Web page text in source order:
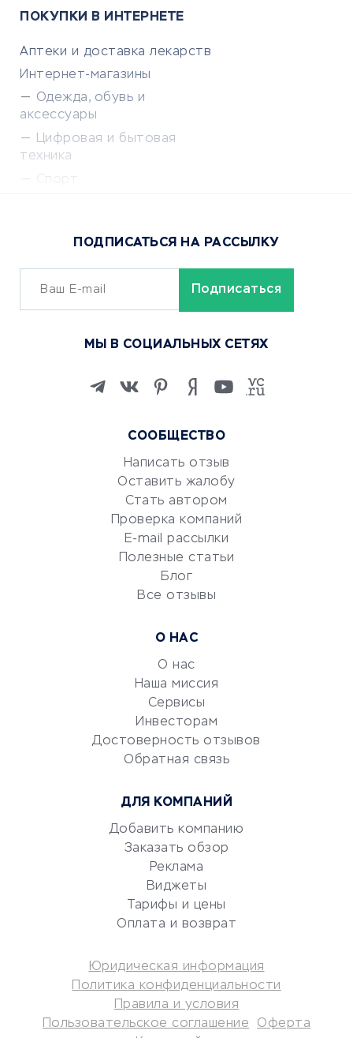
ПОКУПКИ В ИНТЕРНЕТЕ
Аптеки и доставка лекарств
Интернет-магазины
Одежда, обувь и
аксессуары
Цифровая и бытовая
техника
Сервисы доставки
ОБУЧЕНИЕ И РАБОТА
Изучение иностранных
Маркетинг и продажи
Репетиторство
Красота и здоровье
Сервисы по поиску работы
Сетевой маркетинг
УСЛУГИ ДЛЯ БИЗНЕСА
документооборот
Юридические компании
Аудиторские компании
Бухгалтерия онлайн
Потребительские кредиты
Кредитные карты
Дебетовые карты
СООБЩЕСТВО
Написать отзыв
Оставить жалобу
Стать автором
Проверка компаний
E-mail рассылки
Полезные статьи
Блог
Все отзывы
О НАС
О нас
Наша миссия
Сервисы
Инвесторам
Достоверность отзывов
Обратная связь
ДЛЯ КОМПАНИЙ
Добавить компанию
Заказать обзор
Реклама
Виджеты
Тарифы и цены
Оплата и возврат
ПОДПИСАТЬСЯ НА РАССЫЛКУ
МЫ В СОЦИАЛЬНЫХ СЕТЯХ
Юридическая информация
Политика конфиденциальности
Правила и условия
Пользовательское соглашение
Оферта